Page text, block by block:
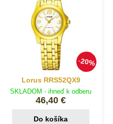
20%
Lorus RRS52QX9
SKLADOM - ihneď k odberu
46,40 €
Do košíka